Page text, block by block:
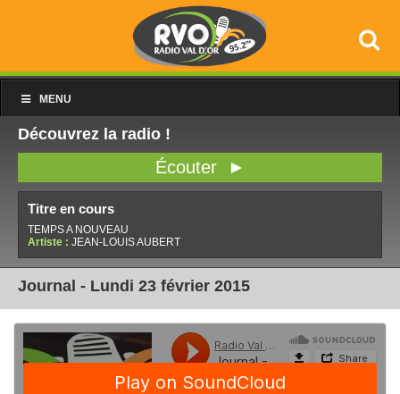
MENU
Découvrez la radio !
Écouter ►
Titre en cours
TEMPS A NOUVEAU
Artiste : JEAN-LOUIS AUBERT
Journal - Lundi 23 février 2015